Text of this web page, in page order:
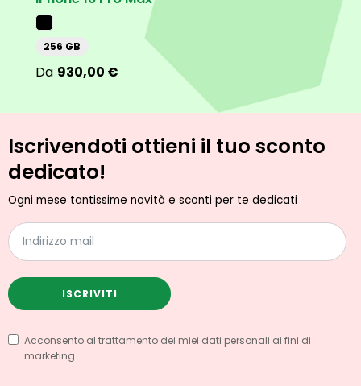
256 GB
930,00 €
Iscrivendoti ottieni il tuo sconto
dedicato!
Ogni mese tantissime novità e sconti per te dedicati
ISCRIVITI
Acconsento al trattamento dei miei dati personali ai fini di
marketing